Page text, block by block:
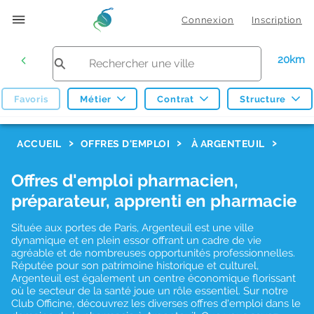
Connexion Inscription
20km
Favoris Métier Contrat Structure
ACCUEIL OFFRES D'EMPLOI À ARGENTEUIL
Offres d'emploi pharmacien,
préparateur, apprenti en pharmacie
Située aux portes de Paris, Argenteuil est une ville
dynamique et en plein essor offrant un cadre de vie
agréable et de nombreuses opportunités professionnelles.
Réputée pour son patrimoine historique et culturel,
Argenteuil est également un centre économique florissant
où le secteur de la santé joue un rôle essentiel. Sur notre
Club Officine, découvrez les diverses offres d'emploi dans le